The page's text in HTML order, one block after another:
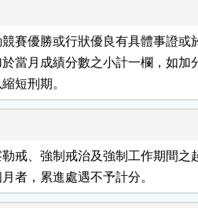
賽優勝或行狀優良有具體事證或
於當月成績分數之小計一欄，如加
短刑期。
戒、強制戒治及強制工作期間之
者，累進處遇不予計分。